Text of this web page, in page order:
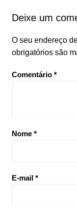
Deixe um
O seu endereço
obrigatórios são
Comentário *
Nome *
E-mail *